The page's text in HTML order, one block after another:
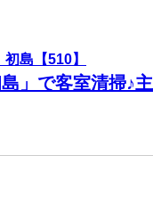
島【510】
」で客室清掃♪主